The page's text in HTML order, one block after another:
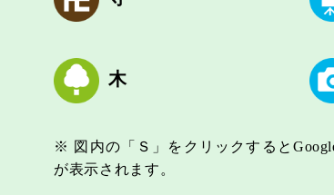
木
※ 図内の「Ｓ」をクリックすると
が表示されます。